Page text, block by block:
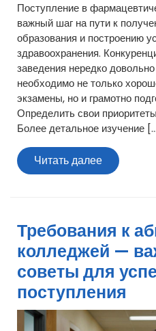
Поступление в
важный шаг на пути к
образования и построению
здравоохранения.
заведения нередко
необходимо не только
экзамены, но и грамотно
Определить свои
Более детальное изучение
Читать далееЧитать
далее
Требования к
колледжей —
советы для
поступления